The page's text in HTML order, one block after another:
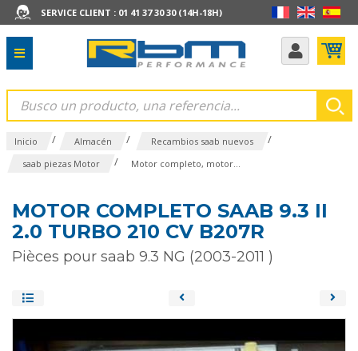
SERVICE CLIENT : 01 41 37 30 30 (14H-18H)
Inicio / Almacén / Recambios saab nuevos /
saab piezas Motor / Motor completo, motor...
MOTOR COMPLETO SAAB 9.3 II
2.0 TURBO 210 CV B207R
Pièces pour saab 9.3 NG (2003-2011 )